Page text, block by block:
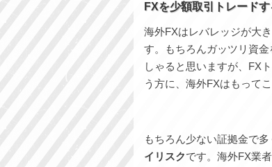
FXを少額取引トレード
海外FXはレバレッジが大
す。もちろんガッツリ資
しゃると思いますが、FX
う方に、海外FXはもって
もちろん少ない証拠金で
イリスクです。海外FX業